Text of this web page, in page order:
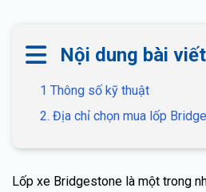
Nội dung bài
1 Thông số kỹ thuật
2. Địa chỉ chọn mua lốp
Lốp xe Bridgestone là một trong